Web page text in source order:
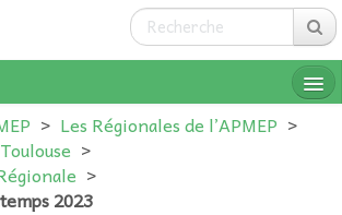
?
> Les Régionales de l’APMEP >
>
>
2023